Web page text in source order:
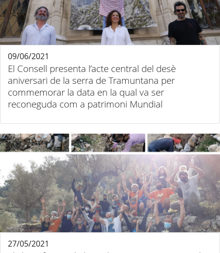
El Consell presenta l’acte central del desè
aniversari de la serra de Tramuntana per
commemorar la data en la qual va ser
reconeguda com a patrimoni Mundial
09/06/2021
27/05/2021